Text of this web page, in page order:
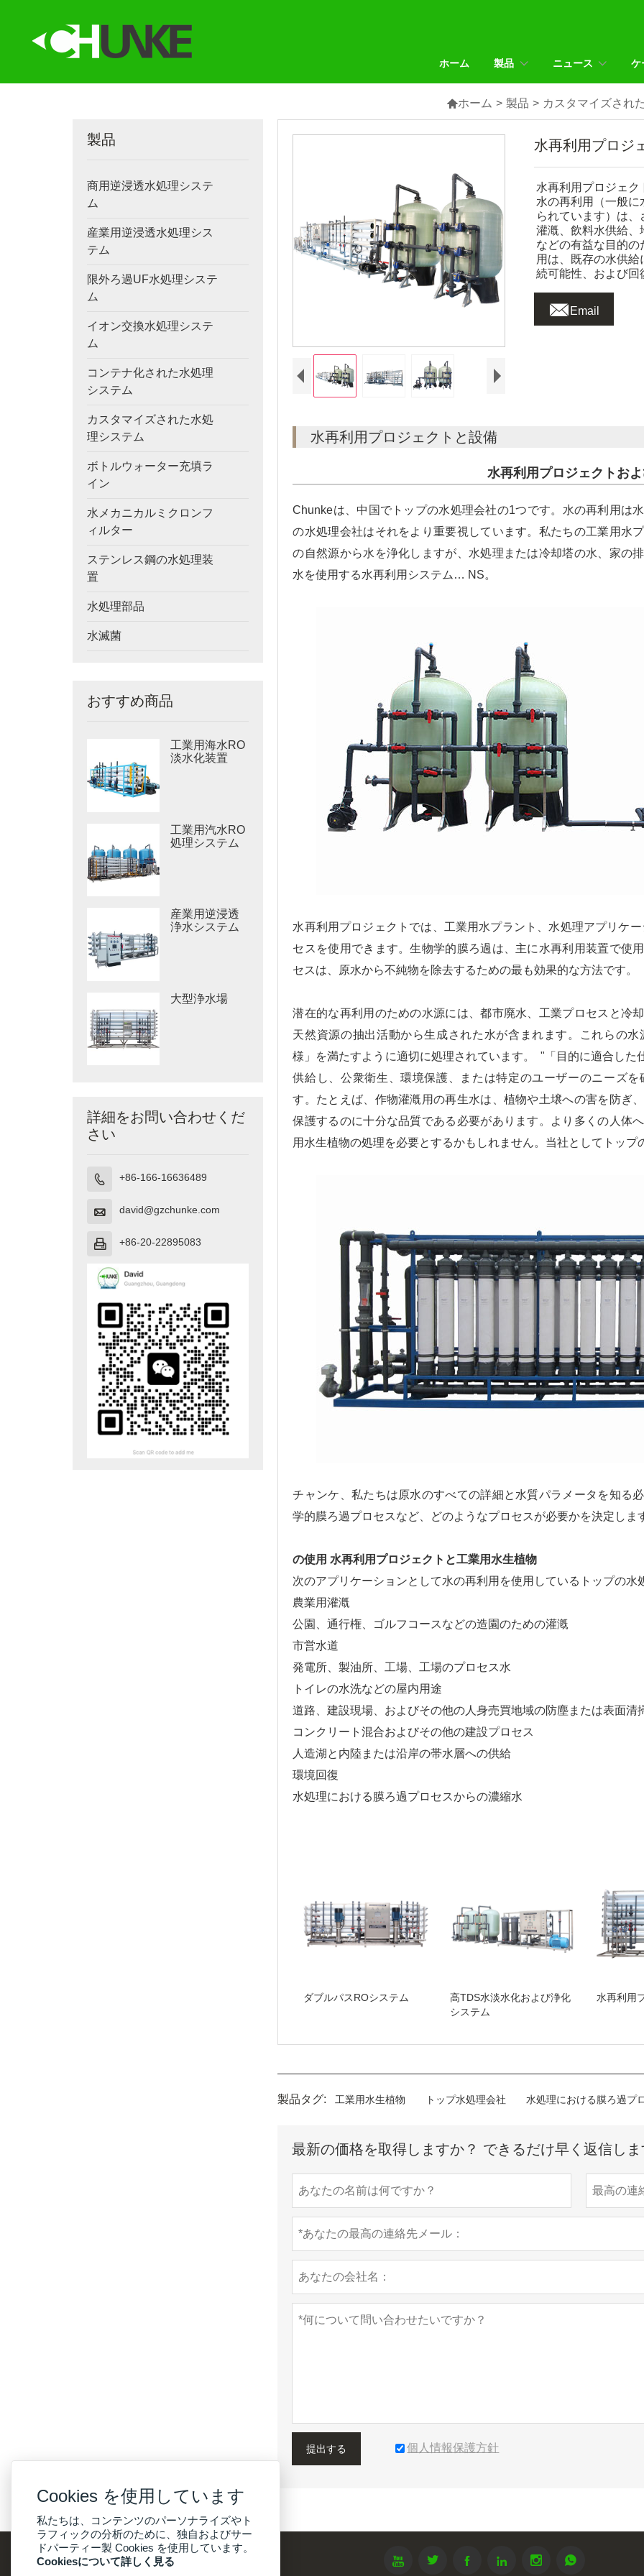
ホーム 製品 ニュース ケ
ホーム > 製品 > カスタマイズされ
製品
商用逆浸透水処理システ
ム
産業用逆浸透水処理シス
テム
限外ろ過UF水処理システ
ム
イオン交換水処理システ
ム
コンテナ化された水処理
システム
カスタマイズされた水処
理システム
ボトルウォーター充填ラ
イン
水メカニカルミクロンフ
ィルター
ステンレス鋼の水処理装
置
水処理部品
水滅菌
おすすめ商品
工業用海水RO
淡水化装置
工業用汽水RO
処理システム
産業用逆浸透
浄水システム
大型浄水場
詳細をお問い合わせくだ
さい
 +86-166-16636489
 david@gzchunke.com
 +86-20-22895083
水再利用プロジ
水再利用プロジェク
水の再利用（一般
られています）は
灌漑、飲料水供給
などの有益な目的
用は、既存の水供
続可能性、および
 Email
水再利用プロジェクトと設備
水再利用プロジェクトお
Chunkeは、中国でトップの水処理会社の1つです。水の再利用は
の水処理会社はそれをより重要視しています。私たちの工業用水
の自然源から水を浄化しますが、水処理または冷却塔の水、家の
水を使用する水再利用システム… NS。
水再利用プロジェクトでは、工業用水プラント、水処理アプリケ
セスを使用できます。生物学的膜ろ過は、主に水再利用装置で使
セスは、原水から不純物を除去するための最も効果的な方法です。
潜在的な再利用のための水源には、都市廃水、工業プロセスと冷
天然資源の抽出活動から生成された水が含まれます。これらの
様」を満たすように適切に処理されています。 "「目的に適合した
供給し、公衆衛生、環境保護、または特定のユーザーのニーズ
す。たとえば、作物灌漑用の再生水は、植物や土壌への害を防ぎ
保護するのに十分な品質である必要があります。より多くの人体
用水生植物の処理を必要とするかもしれません。当社としてトップ
チャンケ、私たちは原水のすべての詳細と水質パラメータを知る
学的膜ろ過プロセスなど、どのようなプロセスが必要かを決定しま
の使用 水再利用プロジェクトと工業用水生植物
次のアプリケーションとして水の再利用を使用しているトップの水
農業用灌漑
公園、通行権、ゴルフコースなどの造園のための灌漑
市営水道
発電所、製油所、工場、工場のプロセス水
トイレの水洗などの屋内用途
道路、建設現場、およびその他の人身売買地域の防塵または表面清
コンクリート混合およびその他の建設プロセス
人造湖と内陸または沿岸の帯水層への供給
環境回復
水処理における膜ろ過プロセスからの濃縮水
ダブルパスROシステム
高TDS水淡水化および浄化
システム
水再利用
製品タグ: 工業用水生植物 トップ水処理会社 水処理における膜ろ過プ
最新の価格を取得しますか？ できるだけ早く返信し
提出する 個人情報保護方針
     
Cookies を使用しています
私たちは、コンテンツのパーソナライズやト
ラフィックの分析のために、独自およびサー
ドパーティー製 Cookies を使用しています。
Cookiesについて詳しく見る